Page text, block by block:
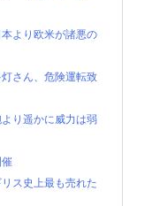
より欧米が諸悪の
さん、危険運転致
り遥かに威力は弱
催
ス史上最も売れた